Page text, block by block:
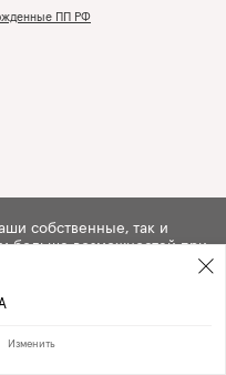
ПП РФ
собственные, так и
больше возможностей при
по сайту, вы
.
Изменить